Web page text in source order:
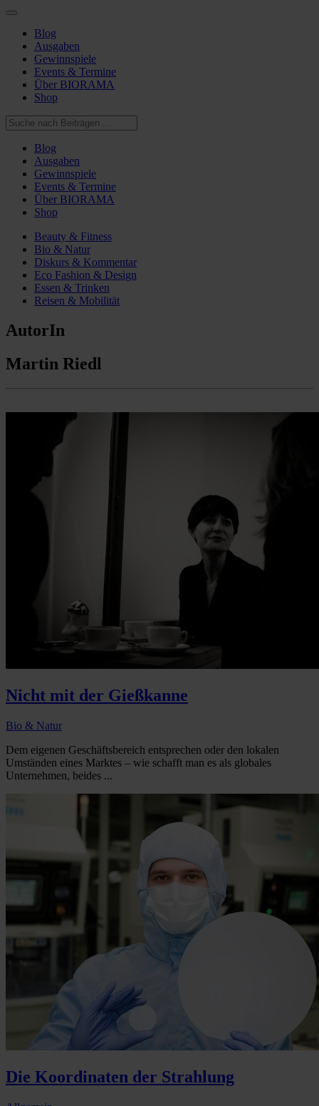
Blog
Ausgaben
Gewinnspiele
Events & Termine
Über BIORAMA
Shop
Blog
Ausgaben
Gewinnspiele
Events & Termine
Über BIORAMA
Shop
Beauty & Fitness
Bio & Natur
Diskurs & Kommentar
Eco Fashion & Design
Essen & Trinken
Reisen & Mobilität
AutorIn
Martin Riedl
Nicht mit der Gießkanne
Bio & Natur
Dem eigenen Geschäftsbereich entsprechen oder den lokalen
Umständen eines Marktes – wie schafft man es als globales
Unternehmen, beides ...
Die Koordinaten der Strahlung